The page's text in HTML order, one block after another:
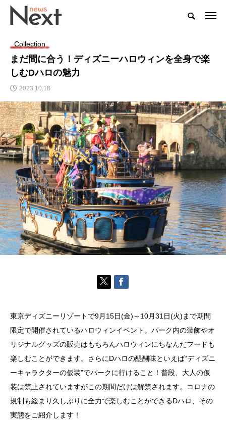
Collection
まだ間に合う！ディズニーハロウィンを全身で楽
しむDハロの魅力
2023.10.18
東京ディズニーリゾートで9月15日(金)～10月31日(火)まで期間
限定で開催されているハロウィンイベント。パーク内の装飾やオ
リジナルグッズの販売はもちろんハロウィンにちなんだフードも
楽しむことができます。さらにDハロの醍醐味といえば“ディズニ
ーキャラクターの仮装”でパークに行けること！普段、大人の仮
装は禁止されていますがこの期間だけは解禁されます。コロナの
規制も緩まり久しぶりに全力で楽しむことができるDハロ、その
実態をご紹介します！